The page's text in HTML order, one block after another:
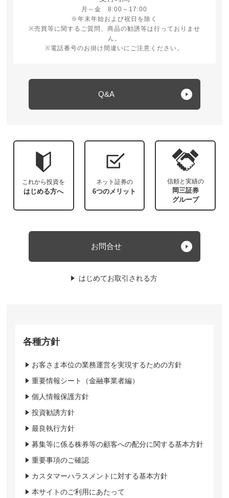
月～金 8:00～17:00
月曜日から金曜日 8時から17時
※年末年始および祝日を除く
※売買等に関するご質問、商品の勧誘等は行っておりませ
ん。
※電話番号のお掛け間違いにご注意ください。
Q&A
これから投資を
はじめる方へ
ネット証券の
6つのメリット
信頼と実績の
岡三証券
グループ
お問合せ
はじめてお取引される方
各種方針
お客さま本位の業務運営を実現するための方針
重要情報シート（金融事業者編）
個人情報保護方針
投資勧誘方針
最良執行方針
募集等に係る株券等の顧客への配分に関する基本方針
重要事項のご確認
カスタマーハラスメントに対する基本方針
本サイトのご利用にあたって